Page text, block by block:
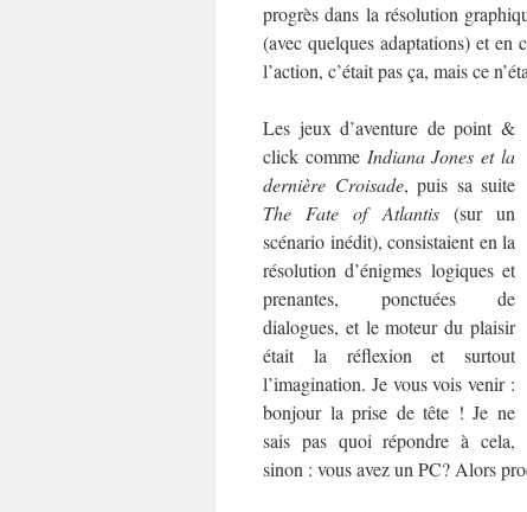
progrès dans la résolution
(avec quelques adaptations) et en
l’action, c’était pas ça, mais ce
Les jeux d’aventure de point &
click comme Indiana Jones et la
dernière Croisade, puis sa suite
The Fate of Atlantis(sur un
scénario inédit), consistaient en la
résolution d’énigmes logiques et
prenantes, ponctuées de
dialogues, et le moteur du plaisir
était la réflexion et surtout
l’imagination. Je vous vois venir :
bonjour la prise de tête ! Je ne
sais pas quoi répondre à cela,
sinon : vous avez un PC? Alors